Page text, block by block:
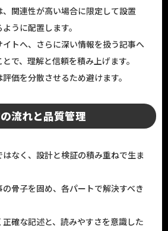
関連性が高い場合に限定して設置
うに配置します。
トへ、さらに深い情報を扱う記事へ
で、理解と信頼を積み上げます。
価を分散させるため避けます。
流れと品質管理
なく、設計と検証の積み重ねで生ま
骨子を固め、各パートで解決すべき
確な記述と、読みやすさを意識した